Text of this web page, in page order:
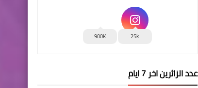
25k
900K
عدد الزائرين اخر 7 ايام